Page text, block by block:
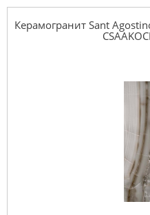
Керамогранит Sant